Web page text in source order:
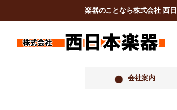
楽器のことなら株式会社 西
会社案内